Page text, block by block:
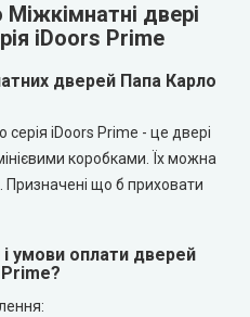
двері
iDoors Prime
дверей Папа Карло
серія iDoors Prime - це двері
коробками. Їх можна
Призначені що б приховати
умови оплати дверей